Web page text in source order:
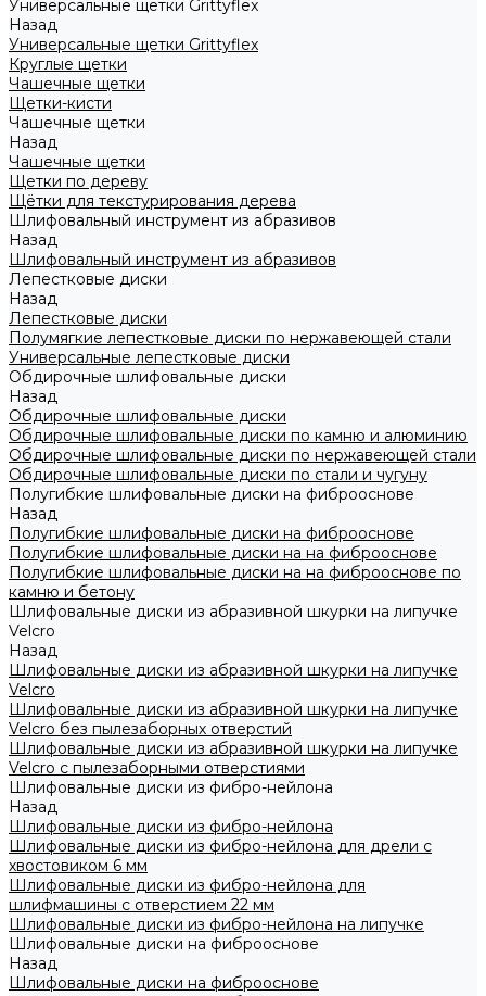
Универсальные щетки Grittyflex
Назад
Универсальные щетки Grittyflex
Круглые щетки
Чашечные щетки
Щетки-кисти
Чашечные щетки
Назад
Чашечные щетки
Щетки по дереву
Щётки для текстурирования дерева
Шлифовальный инструмент из абразивов
Назад
Шлифовальный инструмент из абразивов
Лепестковые диски
Назад
Лепестковые диски
Полумягкие лепестковые диски по нержавеющей стали
Универсальные лепестковые диски
Обдирочные шлифовальные диски
Назад
Обдирочные шлифовальные диски
Обдирочные шлифовальные диски по камню и алюминию
Обдирочные шлифовальные диски по нержавеющей стали
Обдирочные шлифовальные диски по стали и чугуну
Полугибкие шлифовальные диски на фиброоснове
Назад
Полугибкие шлифовальные диски на фиброоснове
Полугибкие шлифовальные диски на на фиброоснове
Полугибкие шлифовальные диски на на фиброоснове по
камню и бетону
Шлифовальные диски из абразивной шкурки на липучке
Velcro
Назад
Шлифовальные диски из абразивной шкурки на липучке
Velcro
Шлифовальные диски из абразивной шкурки на липучке
Velcro без пылезаборных отверстий
Шлифовальные диски из абразивной шкурки на липучке
Velcro с пылезаборными отверстиями
Шлифовальные диски из фибро-нейлона
Назад
Шлифовальные диски из фибро-нейлона
Шлифовальные диски из фибро-нейлона для дрели с
хвостовиком 6 мм
Шлифовальные диски из фибро-нейлона для
шлифмашины с отверстием 22 мм
Шлифовальные диски из фибро-нейлона на липучке
Шлифовальные диски на фиброоснове
Назад
Шлифовальные диски на фиброоснове